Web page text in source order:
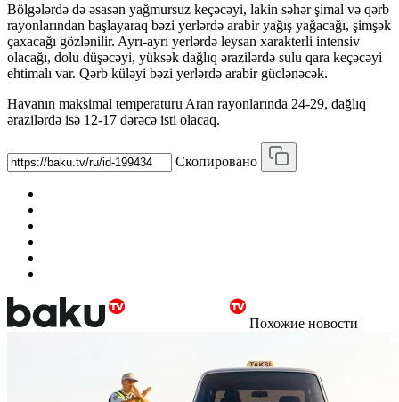
Bölgələrdə də əsasən yağmursuz keçəcəyi, lakin səhər şimal və qərb
rayonlarından başlayaraq bəzi yerlərdə arabir yağış yağacağı, şimşək
çaxacağı gözlənilir. Ayrı-ayrı yerlərdə leysan xarakterli intensiv
olacağı, dolu düşəcəyi, yüksək dağlıq ərazilərdə sulu qara keçəcəyi
ehtimalı var. Qərb küləyi bəzi yerlərdə arabir güclənəcək.
Havanın maksimal temperaturu Aran rayonlarında 24-29, dağlıq
ərazilərdə isə 12-17 dərəcə isti olacaq.
Скопировано
Похожие новости